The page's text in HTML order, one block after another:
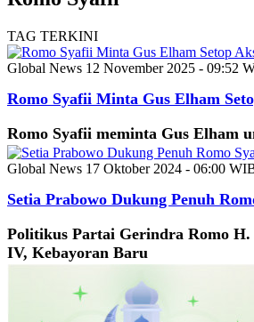
TAG TERKINI
Global News 12 November 2025 - 09:52
Romo Syafii Minta Gus Elham
Romo Syafii meminta Gus Elham
Global News 17 Oktober 2024 - 06:00
Setia Prabowo Dukung Penuh
Politikus Partai Gerindra Romo H.
IV, Kebayoran Baru